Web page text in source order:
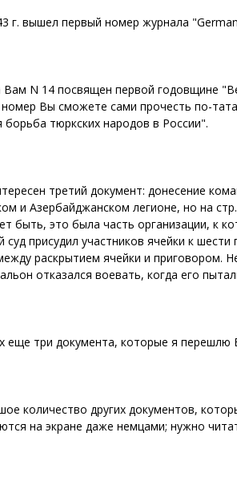
г. вышел первый номер журнала
N 14 посвящен первой годовщине
Вы сможете сами прочесть по-
борьба тюркских народов в России".
третий документ: донесение
и Азербайджанском легионе, но на
быть, это была часть организации, к
суд присудил участников ячейки к
раскрытием ячейки и приговором.
отказался воевать, когда его
еще три документа, которые я
количество других документов,
на экране даже немцами; нужно